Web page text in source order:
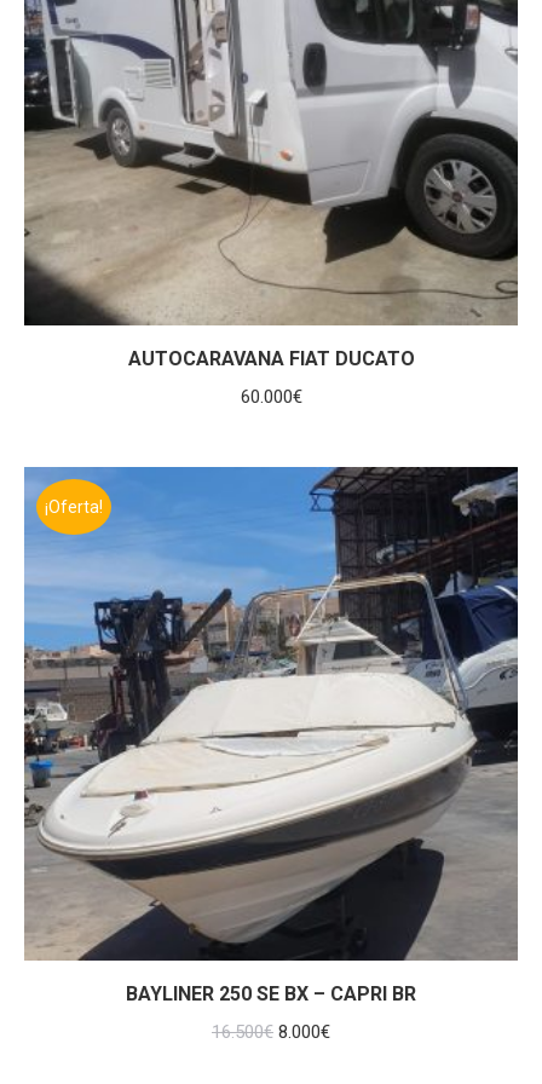
AUTOCARAVANA FIAT DUCATO
60.000€
¡Oferta!
BAYLINER 250 SE BX – CAPRI BR
16.500€ El
8.000€El